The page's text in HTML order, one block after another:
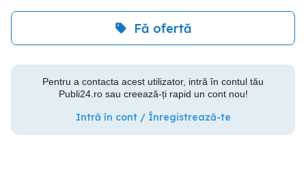
Fă ofertă
Pentru a contacta acest utilizator, intră în contul tău
Publi24.ro sau creează-ți rapid un cont nou!
Intră în cont / Înregistrează-te